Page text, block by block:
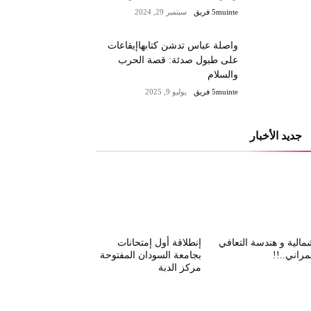
5muinte فريق سبتمبر 29, 2024
واصلة عباس تدشن كتابهاإيقاعات
على طبول صدئة: قصة الحرب
والسلام
5muinte فريق يوليو 9, 2025
جديد الأخبار
إنطلاقة أول إمتحانات
بجامعة السودان المفتوحة
مركز الدبة
و هندسة التعافي